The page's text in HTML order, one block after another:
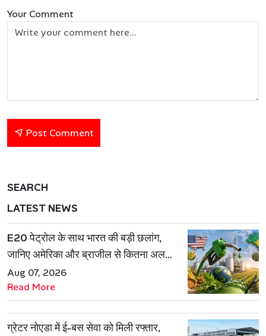
Your Comment
Post Comment
SEARCH
LATEST NEWS
E20 पेट्रोल के साथ भारत की बड़ी छलांग,
जानिए अमेरिका और ब्राजील से कितना अलग
है एथेनॉल मॉडल
Aug 07, 2026
Read More
ग्रेटर नोएडा में ई-बस सेवा को मिली रफ्तार,